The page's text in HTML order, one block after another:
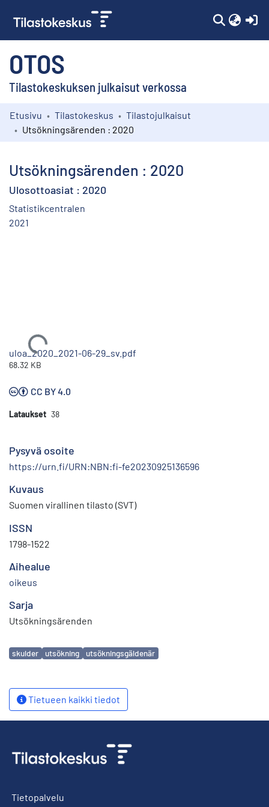
OTOS
Tilastokeskuksen julkaisut verkossa
Kokoelmat
Etusivu Tilastokeskus
Tilastojulkaisut
Utsökningsärenden : 2020
Utsökningsärenden : 2020
Ulosottoasiat : 2020
Statistikcentralen
2021
Ladataan...
uloa_2020_2021-06-29_sv.pdf
68.32 KB
CC BY 4.0
Lataukset 38
Pysyvä osoite
https://urn.fi/URN:NBN:fi-fe20230925136596
Kuvaus
Suomen virallinen tilasto (SVT)
ISSN
1798-1522
Aihealue
oikeus
Sarja
Utsökningsärenden
Avainsanat
skulder utsökning utsökningsgäldenär
Tietueen kaikki tiedot
Tietopalvelu